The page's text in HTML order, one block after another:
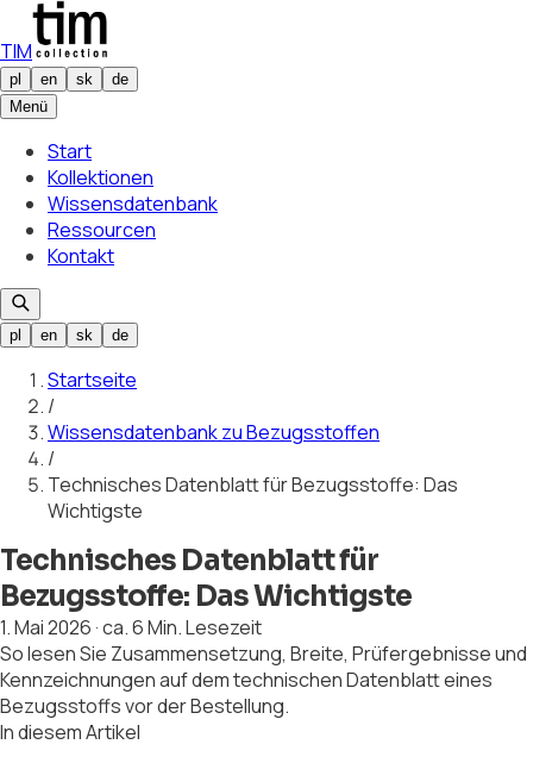
TIM
pl en sk
de
Menü
Start
Kollektionen
Wissensdatenbank
Ressourcen
Kontakt
pl en sk de
Startseite
/
Wissensdatenbank zu Bezugsstoffen
/
Technisches Datenblatt für Bezugsstoffe: Das
Wichtigste
Technisches Datenblatt für
Bezugsstoffe: Das Wichtigste
1. Mai 2026 ·ca. 6 Min. Lesezeit
So lesen Sie Zusammensetzung, Breite, Prüfergebnisse und
Kennzeichnungen auf dem technischen Datenblatt eines
Bezugsstoffs vor der Bestellung.
In diesem Artikel